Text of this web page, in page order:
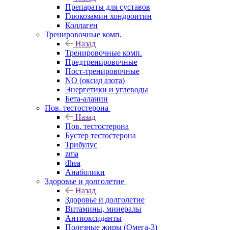
Препараты для суставов
Глюкозамин хондроитин
Коллаген
Тренировочные комп.
Назад
Тренировочные комп.
Предтренировочные
Пост-тренировочные
NO (оксид азота)
Энергетики и углеводы
Бета-аланин
Пов. тестостерона
Назад
Пов. тестостерона
Бустер тестостерона
Трибулус
zma
dhea
Анаболики
Здоровье и долголетие
Назад
Здоровье и долголетие
Витамины, минералы
Антиоксиданты
Полезные жиры (Омега-3)